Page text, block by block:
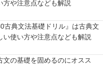
方や注意点なども解説
古典文法基礎ドリル』は古典文
使い方や注意点なども解説
文の基礎を固めるのにオスス